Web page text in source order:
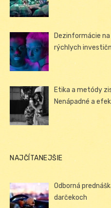
Dezinformácie
rýchlych
Etika a metódy
Nenápadné a
NAJČÍTANEJŠIE
Odborná
darčekoch